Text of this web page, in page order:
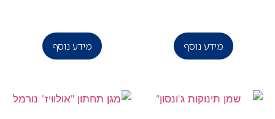
מידע נוסף מידע נוסף